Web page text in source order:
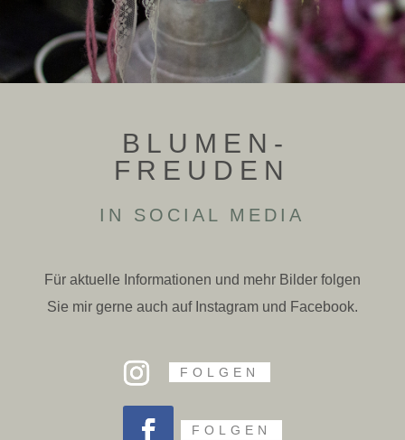
BLU­MEN­
FREUDEN
IN SOCIAL MEDIA
Für aktu­elle Infor­ma­tionen und mehr Bilder folgen
Sie mir gerne auch auf Insta­gram und Facebook.
FOLGEN
FOLGEN